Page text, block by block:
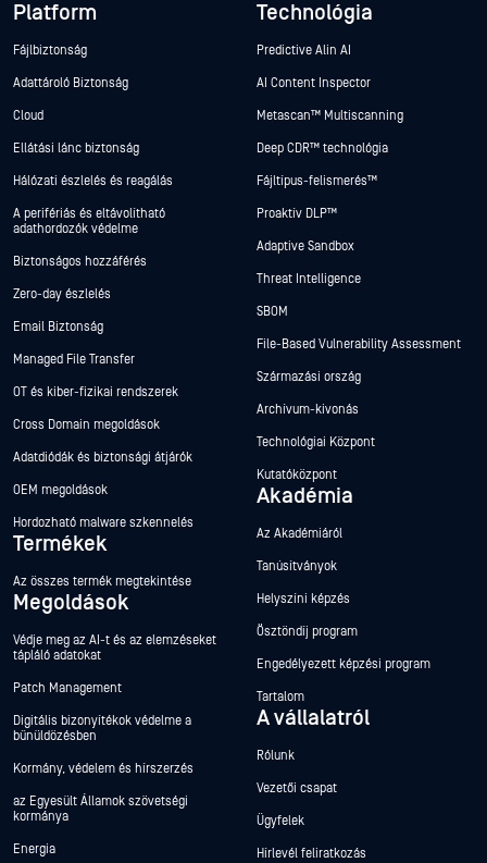
Platform
Fájlbiztonság
Adattároló Biztonság
Cloud
Ellátási lánc biztonság
Hálózati észlelés és reagálás
A perifériás és eltávolítható
adathordozók védelme
Biztonságos hozzáférés
Zero-day észlelés
Email Biztonság
Managed File Transfer
OT és kiber-fizikai rendszerek
Cross Domain megoldások
Adatdiódák és biztonsági átjárók
OEM megoldások
Hordozható malware szkennelés
Termékek
Az összes termék megtekintése
Megoldások
Védje meg az AI-t és az elemzéseket
tápláló adatokat
Patch Management
Digitális bizonyítékok védelme a
bűnüldözésben
Kormány, védelem és hírszerzés
az Egyesült Államok szövetségi
kormánya
Energia
Technológia
Predictive Alin AI
AI Content Inspector
Metascan™ Multiscanning
Deep CDR™ technológia
Fájltípus-felismerés™
Proaktív DLP™
Adaptive Sandbox
Threat Intelligence
SBOM
File-Based Vulnerability Assessment
Származási ország
Archívum-kivonás
Technológiai Központ
Kutatóközpont
Akadémia
Az Akadémiáról
Tanúsítványok
Helyszíni képzés
Ösztöndíj program
Engedélyezett képzési program
Tartalom
A vállalatról
Rólunk
Vezetői csapat
Ügyfelek
Hírlevél feliratkozás